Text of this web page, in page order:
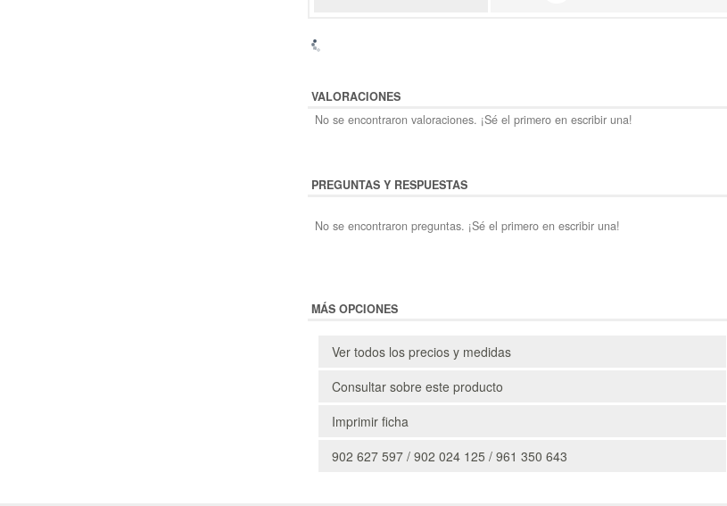
VALORACIONES
No se encontraron valoraciones. ¡Sé el primero en escribir una!
PREGUNTAS Y RESPUESTAS
No se encontraron preguntas. ¡Sé el primero en escribir una!
MÁS OPCIONES
Ver todos los precios y medidas
Consultar sobre este producto
Imprimir ficha
902 627 597 / 902 024 125 / 961 350 643